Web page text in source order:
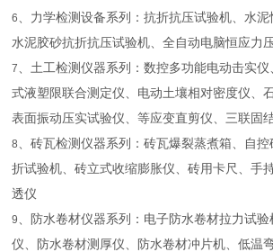
6、力学检测设备系列：抗折抗压试验机、水泥
水泥胶砂抗折抗压试验机、全自动电脑恒应力
7、土工检测仪器系列：数控多功能电动击实
式液塑限联合测定仪、电动土壤相对密度仪、
表面振动压实试验仪、等应变直剪仪、三联固
8、砖瓦检测仪器系列：砖瓦爆裂蒸煮箱、自
折试验机、砖立式收缩膨胀仪、砖用卡尺、手
透仪
9、防水卷材仪器系列：电子防水卷材拉力试
仪、防水卷材测厚仪、防水卷材冲片机、低温